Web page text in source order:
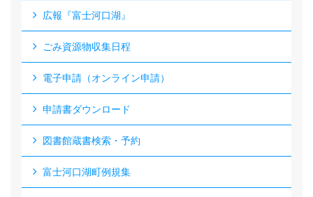
広報『富士河口湖』
ごみ資源物収集日程
電子申請（オンライン申請）
申請書ダウンロード
図書館蔵書検索・予約
富士河口湖町例規集